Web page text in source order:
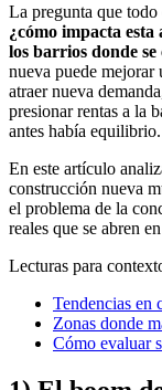
La pregunta que todo
¿cómo impacta
los barrios donde se
nueva puede
atraer nueva
presionar rentas a la
antes había equilibrio.
En este artículo
construcción nueva
el problema de la
reales que se abren
Lecturas para
Tendencias en
Zonas donde
Cómo evaluar